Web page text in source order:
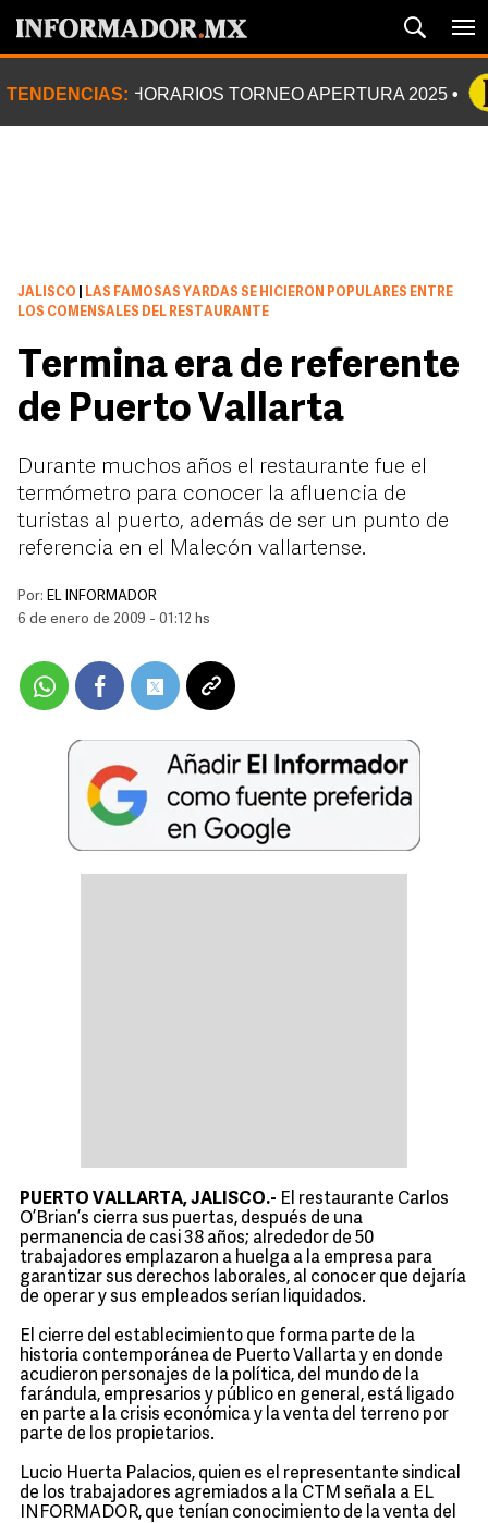
TENDENCIAS: HORARIOS TORNEO APERTURA 2025
JALISCO
LAS FAMOSAS YARDAS SE HICIERON POPULARES ENTRE
LOS COMENSALES DEL RESTAURANTE
Termina era de referente
de Puerto Vallarta
Durante muchos años el restaurante fue el
termómetro para conocer la afluencia de
turistas al puerto, además de ser un punto de
referencia en el Malecón vallartense.
Por: EL INFORMADOR
6 de enero de 2009 - 01:12 hs
PUERTO VALLARTA, JALISCO.- El restaurante Carlos
O’Brian’s cierra sus puertas, después de una
permanencia de casi 38 años; alrededor de 50
trabajadores emplazaron a huelga a la empresa para
garantizar sus derechos laborales, al conocer que dejaría
de operar y sus empleados serían liquidados.
El cierre del establecimiento que forma parte de la
historia contemporánea de Puerto Vallarta y en donde
acudieron personajes de la política, del mundo de la
farándula, empresarios y público en general, está ligado
en parte a la crisis económica y la venta del terreno por
parte de los propietarios.
Lucio Huerta Palacios, quien es el representante sindical
de los trabajadores agremiados a la CTM señala a EL
INFORMADOR, que tenían conocimiento de la venta del